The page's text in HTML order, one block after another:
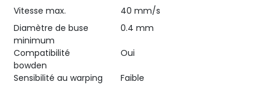
Vitesse max.
40 mm/s
Diamètre de buse
minimum
0.4 mm
Compatibilité
bowden
Oui
Sensibilité au warping
Faible